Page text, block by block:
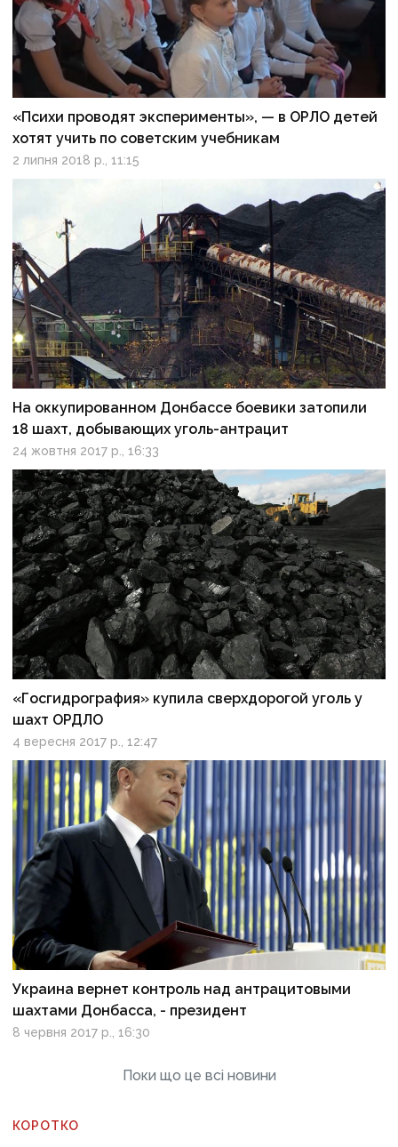
«Психи проводят эксперименты», — в ОРЛО детей
хотят учить по советским учебникам
2 липня 2018 р., 11:15
На оккупированном Донбассе боевики затопили
18 шахт, добывающих уголь-антрацит
24 жовтня 2017 р., 16:33
«Госгидрография» купила сверхдорогой уголь у
шахт ОРДЛО
4 вересня 2017 р., 12:47
Украина вернет контроль над антрацитовыми
шахтами Донбасса, - президент
8 червня 2017 р., 16:30
Поки що це всі новини
КОРОТКО